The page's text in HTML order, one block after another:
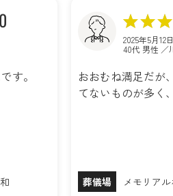
す。
2025年5月12日
40代 男性 ／
おおむね満足だが
てないものが多く
葬儀場 メモリア